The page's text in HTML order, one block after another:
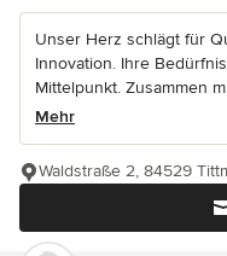
Unser Herz schlägt für
Innovation. Ihre
Mittelpunkt. Zusammen
Mehr
Waldstraße 2, 84529